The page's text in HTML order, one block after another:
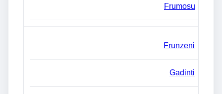
Frumosu
Frunzeni
Gadinti